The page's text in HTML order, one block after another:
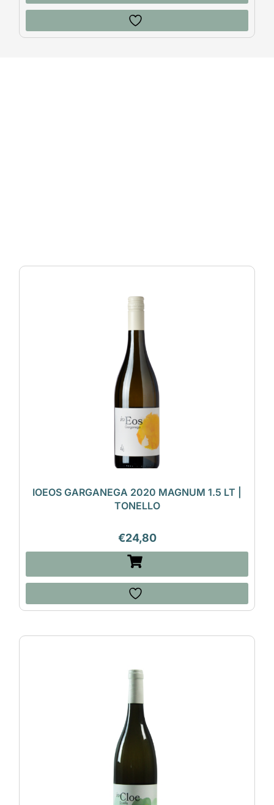
IOEOS GARGANEGA 2020 MAGNUM 1.5 LT |
TONELLO
€24,80